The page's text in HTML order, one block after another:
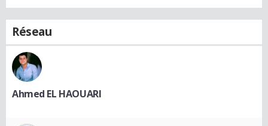
Réseau
Ahmed EL HAOUARI